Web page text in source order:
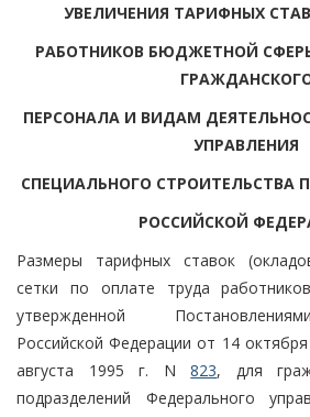
УВЕЛИЧЕНИЯ ТАРИФНЫХ
РАБОТНИКОВ БЮДЖЕТНОЙ
ПЕРСОНАЛА И ВИДАМ
УПРАВЛЕНИЯ
СПЕЦИАЛЬНОГО СТРОИТЕЛЬСТВА
РОССИЙСКОЙ
Размеры тарифных ставок
сетки по оплате труда
утвержденной
Российской Федерации от 14
августа 1995 г. N823, для
подразделений Федерального